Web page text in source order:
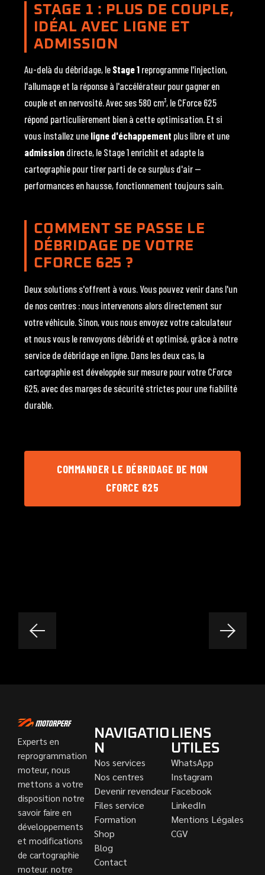
STAGE 1 : PLUS DE COUPLE,
IDÉAL AVEC LIGNE ET
ADMISSION
Au-delà du débridage, le Stage 1 reprogramme l'injection,
l'allumage et la réponse à l'accélérateur pour gagner en
couple et en nervosité. Avec ses 580 cm³, le CForce 625
répond particulièrement bien à cette optimisation. Et si
vous installez une ligne d'échappement plus libre et une
admission directe, le Stage 1 enrichit et adapte la
cartographie pour tirer parti de ce surplus d'air —
performances en hausse, fonctionnement toujours sain.
COMMENT SE PASSE LE
DÉBRIDAGE DE VOTRE
CFORCE 625 ?
Deux solutions s'offrent à vous. Vous pouvez venir dans l'un
de nos centres : nous intervenons alors directement sur
votre véhicule. Sinon, vous nous envoyez votre calculateur
et nous vous le renvoyons débridé et optimisé, grâce à notre
service de débridage en ligne. Dans les deux cas, la
cartographie est développée sur mesure pour votre CForce
625, avec des marges de sécurité strictes pour une fiabilité
durable.
COMMANDER LE DÉBRIDAGE DE MON
CFORCE 625
Experts en
reprogrammation
moteur, nous
mettons a votre
disposition notre
savoir faire en
développements
et modifications
de cartographie
moteur. notre
NAVIGATIO
N
Nos services
Nos centres
Devenir revendeur
Files service
Formation
Shop
Blog
Contact
LIENS
UTILES
WhatsApp
Instagram
Facebook
LinkedIn
Mentions Légales
CGV